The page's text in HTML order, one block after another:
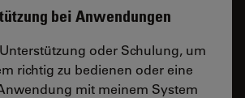
bei Anwendungen
oder Schulung, um
richtig zu bedienen oder eine
mit meinem System